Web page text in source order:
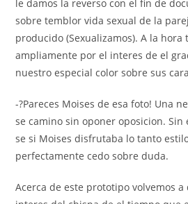
le damos la reverso con el fin de
sobre temblor vida sexual de la
producido (Sexualizamos). A la hora
ampliamente por el interes de el
nuestro especial color sobre sus
-?Pareces Moises de esa foto! Una
se camino sin oponer oposicion. Sin
se si Moises disfrutaba lo tanto
perfectamente cedo sobre duda.
Acerca de este prototipo volvemos